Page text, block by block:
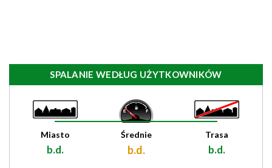
SPALANIE WEDŁUG UŻYTKOWNIKÓW
Miasto
b.d.
Średnie
b.d.
Trasa
b.d.